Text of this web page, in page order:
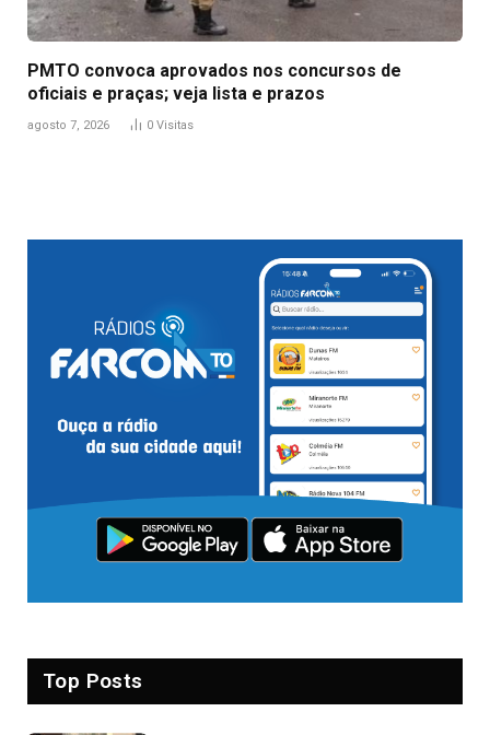
PMTO convoca aprovados nos concursos de
oficiais e praças; veja lista e prazos
agosto 7, 2026 0 Visitas
Top Posts